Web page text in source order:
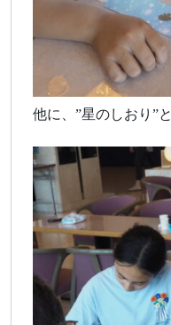
他に、”星のしおり”と